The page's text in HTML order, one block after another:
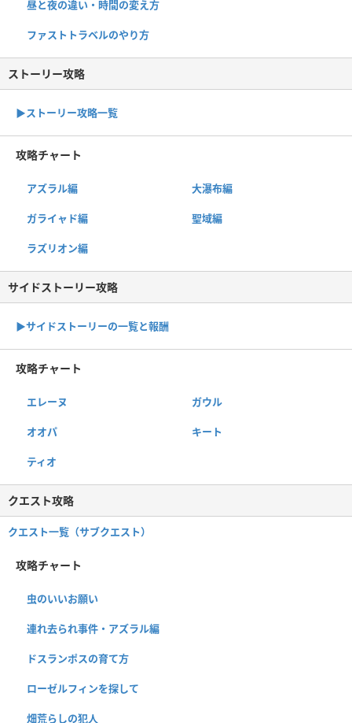
昼と夜の違い・時間の変え方
ファストトラベルのやり方
ストーリー攻略
▶︎ストーリー攻略一覧
攻略チャート
アズラル編 大瀑布編
ガライャド編 聖域編
ラズリオン編
サイドストーリー攻略
▶サイドストーリーの一覧と報酬
攻略チャート
エレーヌ ガウル
オオパ キート
ティオ
クエスト攻略
クエスト一覧（サブクエスト）
攻略チャート
虫のいいお願い
連れ去られ事件・アズラル編
ドスランポスの育て方
ローゼルフィンを探して
畑荒らしの犯人